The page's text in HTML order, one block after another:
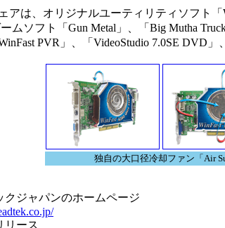
アは、オリジナルユーティリティソフト
ムソフト「Gun Metal」、「Big Mutha
PVR」、「VideoStudio 7.0SE DVD
独自の大口径冷却ファン「Air
クジャパンのホームページ
リース